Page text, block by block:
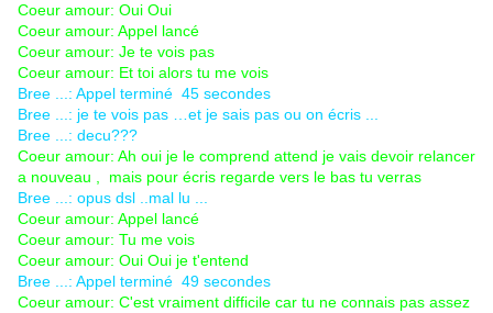
Coeur amour: Oui Oui
Coeur amour: Appel lancé
Coeur amour: Je te vois pas
Coeur amour: Et toi alors tu me vois
Bree ...: Appel terminé 45 secondes
Bree ...: je te vois pas …et je sais pas ou on écris ...
Bree ...: decu???
Coeur amour: Ah oui je le comprend attend je vais devoir relancer
a nouveau , mais pour écris regarde vers le bas tu verras
Bree ...: opus dsl ..mal lu ...
Coeur amour: Appel lancé
Coeur amour: Tu me vois
Coeur amour: Oui Oui je t'entend
Bree ...: Appel terminé 49 secondes
Coeur amour: C'est vraiment difficile car tu ne connais pas assez